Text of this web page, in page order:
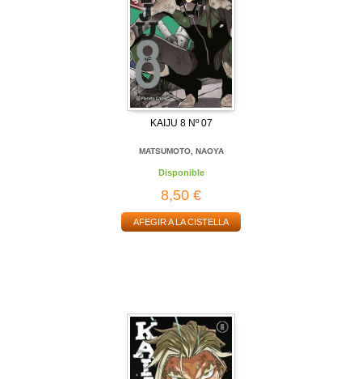
KAIJU 8 Nº 07
MATSUMOTO, NAOYA
Disponible
8,50 €
AFEGIR A LA CISTELLA